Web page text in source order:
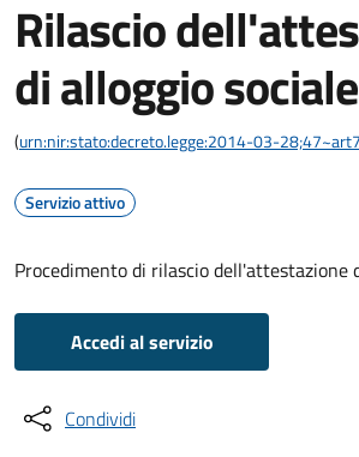
Rilascio
di alloggio sociale
(urn:nir:stato:decreto.legge:2014-03-28;47~art7
Servizio attivo
Procedimento di rilascio dell'attestazione
Accedi al servizio
Condividi